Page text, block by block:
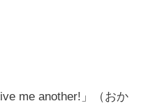
me another!」（おか